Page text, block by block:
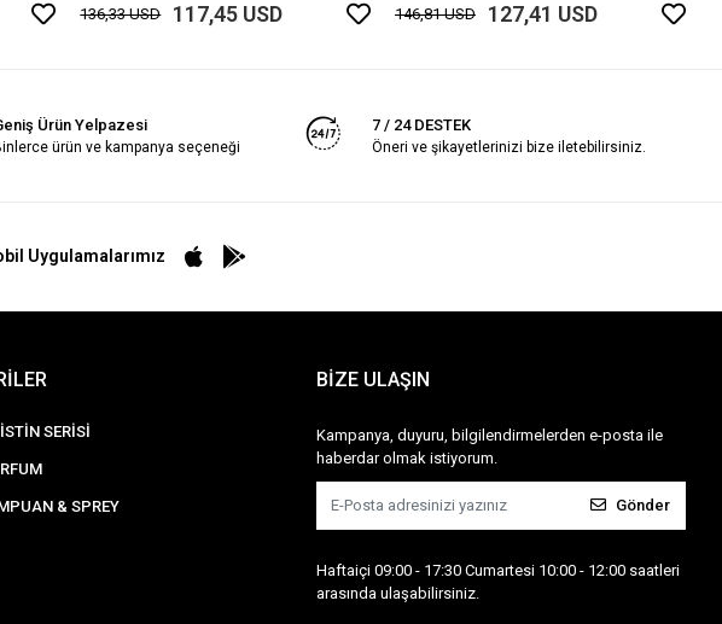
136,33 USD 117,45 USD 146,81 USD 127,41 USD
Ürün Yelpazesi
ürün ve kampanya seçeneği
7 / 24 DESTEK
Öneri ve şikayetlerinizi bize iletebilirsiniz.
Uygulamalarımız
SERİSİ
& SPREY
BİZE ULAŞIN
Kampanya, duyuru, bilgilendirmelerden e-posta ile
haberdar olmak istiyorum.
Gönder
Haftaiçi 09:00 - 17:30 Cumartesi 10:00 - 12:00 saatleri
arasında ulaşabilirsiniz.